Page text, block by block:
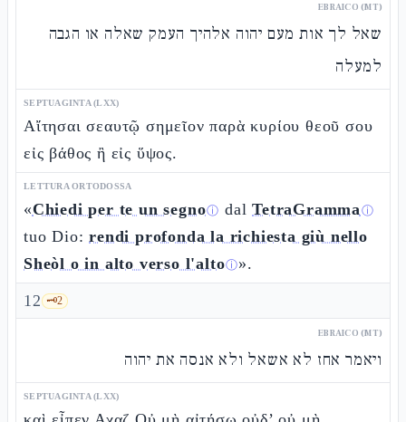
EBRAICO (MT)
שאל לך אות מעם יהוה אלהיך העמק שאלה או הגבה
למעלה
SEPTUAGINTA (LXX)
Αἴτησαι σεαυτῷ σημεῖον παρὰ κυρίου θεοῦ σου
εἰς βάθος ἢ εἰς ὕψος.
LETTURA ORTODOSSA
«Chiedi per te un segnoⓘ dalTetraGrammaⓘ
tuo Dio:rendi profonda la richiesta giù nello
Sheòl o in alto verso l'altoⓘ».
12 🗝️2
EBRAICO (MT)
ויאמר אחז לא אשאל ולא אנסה את יהוה
SEPTUAGINTA (LXX)